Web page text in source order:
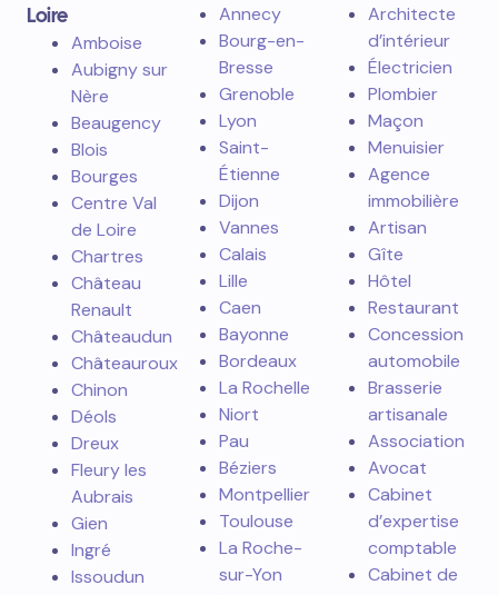
Loire
Amboise
Aubigny sur
Nère
Beaugency
Blois
Bourges
Centre Val
de Loire
Chartres
Château
Renault
Châteaudun
Châteauroux
Chinon
Déols
Dreux
Fleury les
Aubrais
Gien
Ingré
Issoudun
Annecy
Bourg-en-
Bresse
Grenoble
Lyon
Saint-
Étienne
Dijon
Vannes
Calais
Lille
Caen
Bayonne
Bordeaux
La Rochelle
Niort
Pau
Béziers
Montpellier
Toulouse
La Roche-
sur-Yon
Architecte
d’intérieur
Électricien
Plombier
Maçon
Menuisier
Agence
immobilière
Artisan
Gîte
Hôtel
Restaurant
Concession
automobile
Brasserie
artisanale
Association
Avocat
Cabinet
d’expertise
comptable
Cabinet de